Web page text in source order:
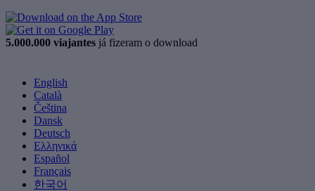
5.000.000 viajantes já fizeram o download
English
Català
Čeština
Dansk
Deutsch
Ελληνικά
Español
Français
한국어